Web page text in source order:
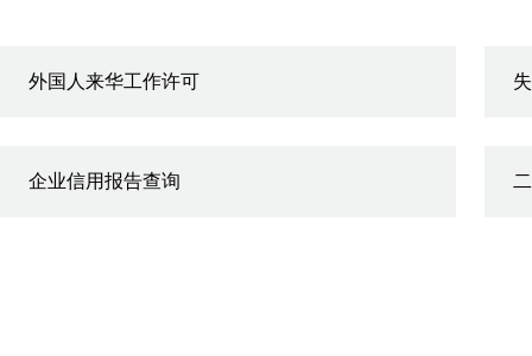
外国人来华工作许可
企业信用报告查询